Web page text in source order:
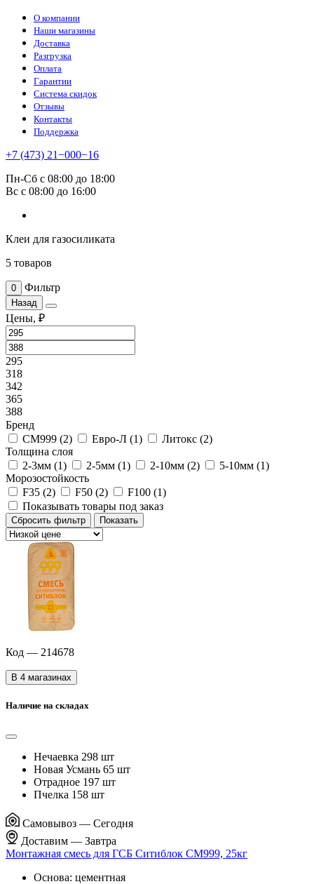
О компании
Наши магазины
Доставка
Разгрузка
Оплата
Гарантии
Система скидок
Отзывы
Контакты
Поддержка
+7 (473) 21−000−16
Пн-Сб с 08:00 до 18:00
Вс с 08:00 до 16:00
Клеи для газосиликата
5 товаров
0 Фильтр
Назад
Цены, ₽
295
318
342
365
388
Бренд
CM999 (2) Евро-Л (1) Литокс (2)
Толщина слоя
2-3мм (1) 2-5мм (1) 2-10мм (2) 5-10мм (1)
Морозостойкость
F35 (2) F50 (2) F100 (1)
Показывать товары под заказ
Сбросить фильтр Показать
Код — 214678
В 4 магазинах
Наличие на складах
Нечаевка 298 шт
Новая Усмань 65 шт
Отрадное 197 шт
Пчелка 158 шт
Самовывоз — Сегодня
Доставим — Завтра
Монтажная смесь для ГСБ Ситиблок СМ999, 25кг
Основа: цементная